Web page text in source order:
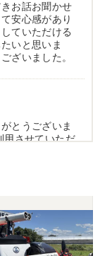
お話お聞かせ
安心感があり
ていただける
いと思いま
ざいました。
とうございま
用させていただ
機会があれば